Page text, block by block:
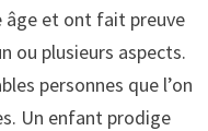
âge et ont fait preuve
ou plusieurs aspects.
personnes que l’on
Un enfant prodige